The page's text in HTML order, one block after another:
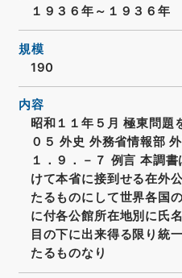
１９３６年～１９３６年
規模
190
内容
昭和１１年５月 極東問題
０５ 外史 外務省情報部
１．９．－７ 例言 本調
けて本省に接到せる在外
たるものにして世界各国
に付各公館所在地別に氏
目の下に出来得る限り統
たるものなり